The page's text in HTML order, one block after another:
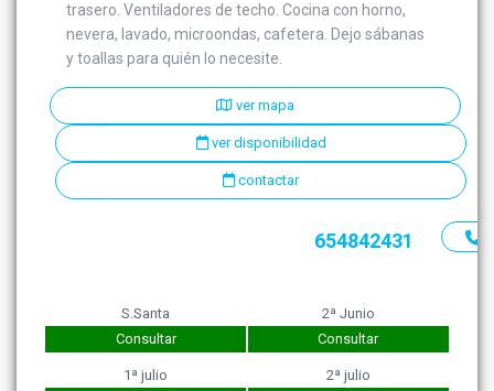
trasero. Ventiladores de techo. Cocina con horno,
nevera, lavado, microondas, cafetera. Dejo sábanas
y toallas para quién lo necesite.
ver mapa
ver disponibilidad
contactar
654842431
S.Santa
Consultar
2ª Junio
Consultar
1ª julio
2ª julio